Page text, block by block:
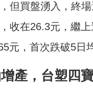
但買盤湧入，終
收在26.3元，繼
元，首次跌破5日
產，台塑四